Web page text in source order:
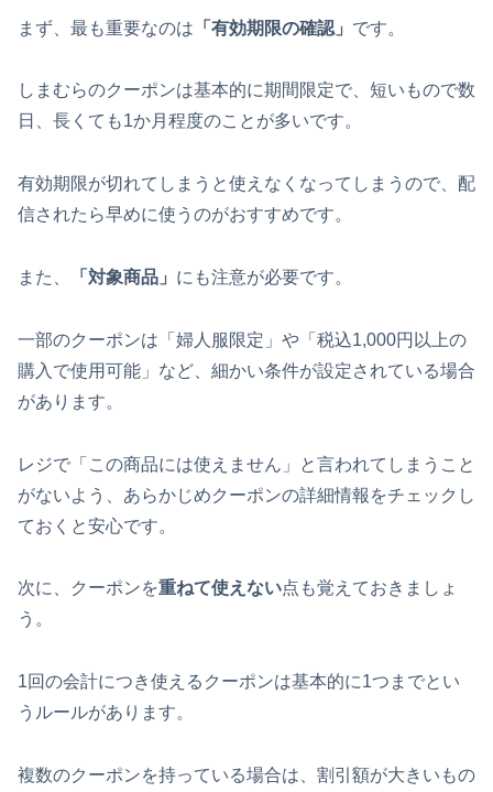
まず、最も重要なのは 「有効期限の確認」 です。
しまむらのクーポンは基本的に期間限定で、短いもので数
日、長くても1か月程度のことが多いです。
有効期限が切れてしまうと使えなくなってしまうので、配
信されたら早めに使うのがおすすめです。
また、 「対象商品」 にも注意が必要です。
一部のクーポンは「婦人服限定」や「税込1,000円以上の
購入で使用可能」など、細かい条件が設定されている場合
があります。
レジで「この商品には使えません」と言われてしまうこと
がないよう、あらかじめクーポンの詳細情報をチェックし
ておくと安心です。
次に、クーポンを重ねて使えない点も覚えておきましょ
う。
1回の会計につき使えるクーポンは基本的に1つまでとい
うルールがあります。
複数のクーポンを持っている場合は、割引額が大きいもの